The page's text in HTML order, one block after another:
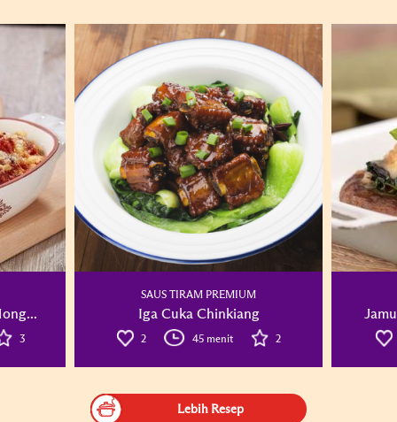
3
SAUS TIRAM PREMIUM
Iga Cuka Chinkiang
2 45 menit 2
Lebih Resep